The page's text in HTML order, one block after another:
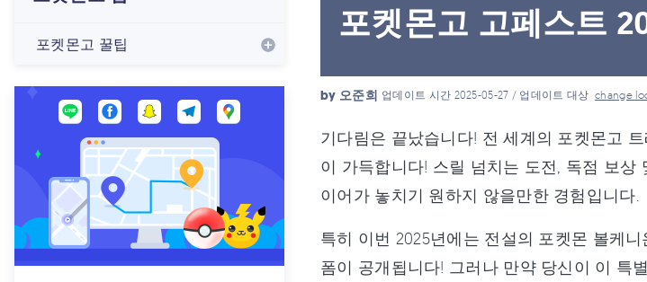
포켓몬고 꿀팁
포켓몬고 고페스트
by 오준희 업데이트 시간 2025-05-27 / 업데이트 대상change
기다림은 끝났습니다! 전 세계의 포켓몬고
이 가득합니다! 스릴 넘치는 도전, 독점 보
이어가 놓치기 원하지 않을만한 경험입니다.
특히 이번 2025년에는 전설의 포켓몬 볼케
폼이 공개됩니다! 그러나 만약 당신이 이 특